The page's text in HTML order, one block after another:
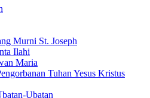
Murni St. Joseph
Ilahi
Maria
Tuhan Yesus Kristus
Ubatan